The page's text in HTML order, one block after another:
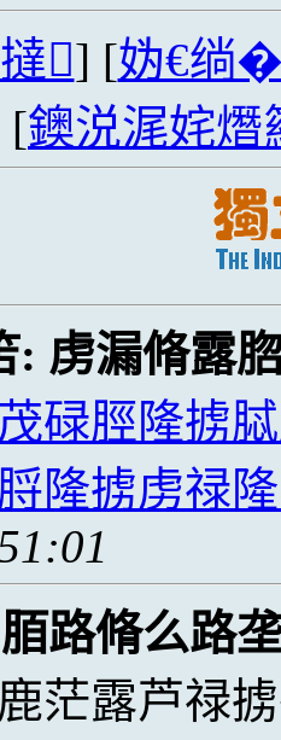
] [妫€绱
[鐭涚浘姹熸
: 虏漏脩露
碌脛隆掳
隆掳虏禄
脜路脩么路
茫露芦禄